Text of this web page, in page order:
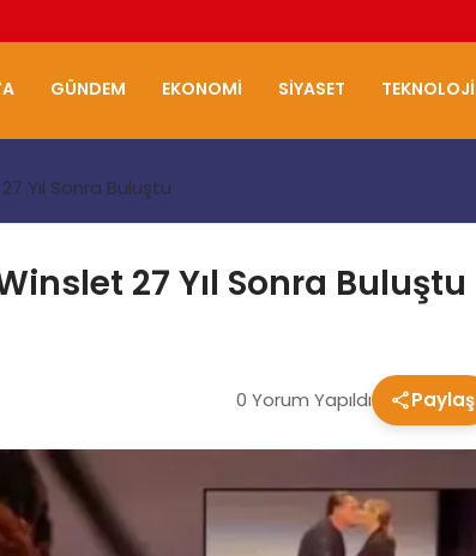
GÜNDEM EKONOMI SIYASET TEKNOLOJI
Yıl Sonra Buluştu
27 Yıl Sonra Buluştu
0 Yorum Yapıldı Paylaş